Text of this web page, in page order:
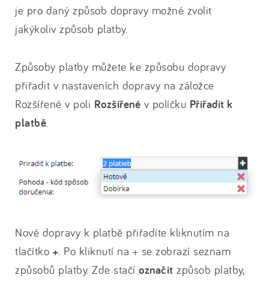
je pro daný způsob dopravy možné zvolit
jakýkoliv způsob platby.
Způsoby platby můžete ke způsobu dopravy
přiřadit v nastaveních dopravy na záložce
Rozšířené v poli Rozšířené v políčku Přiřadit k
platbě.
Nové dopravy k platbě přiřadíte kliknutím na
tlačítko +. Po kliknutí na + se zobrazí seznam
způsobů platby. Zde stačí označit způsob platby,